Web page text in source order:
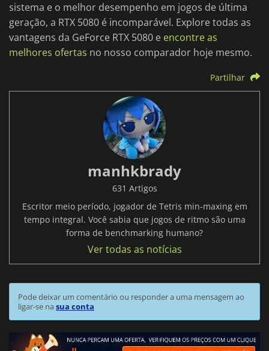
sistema e o melhor desempenho em jogos de última
geração, a RTX 5080 é incomparável. Explore todas as
vantagens da GeForce RTX 5080 e encontre as
melhores ofertas no nosso comparador hoje mesmo.
Partilhar
manhkbrady
631 Artigos
Escritor meio período, jogador de Tetris min-maxing em
tempo integral. Você sabia que jogos de ritmo são uma
forma de benchmarking humano?
Ver todas as notícias
Pode deixar um comentário ou responder a uma mensagem ao
ligar-se nasua conta